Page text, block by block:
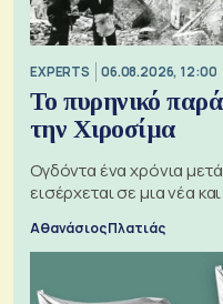
EXPERTS 06.08.2026, 12:00
Το πυρηνικό
την Χιροσίμα
Ογδόντα ένα χρόνια
εισέρχεται σε μια νέα
Αθανάσιος Πλατιάς